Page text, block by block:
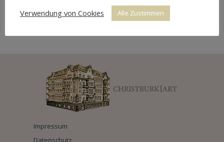
KPM WANDTELLER SET
Impressum
Datenschutz
Verwendung von Cookies
Alle Zustimmen